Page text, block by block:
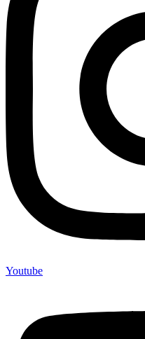
Youtube